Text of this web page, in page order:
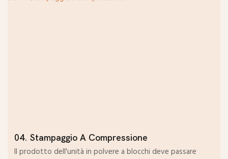
04. Stampaggio A Compressione
Il prodotto dell'unità in polvere a blocchi deve passare